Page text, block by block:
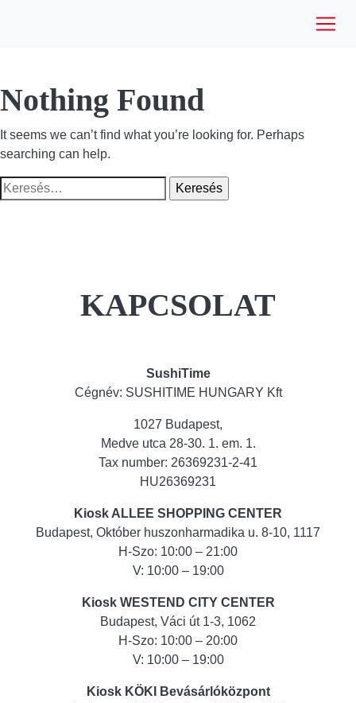
Nothing Found
It seems we can’t find what you’re looking for. Perhaps
searching can help.
Keresés:
KAPCSOLAT
SushiTime
Cégnév: SUSHITIME HUNGARY Kft
1027 Budapest,
Medve utca 28-30. 1. em. 1.
Tax number: 26369231-2-41
HU26369231
Kiosk ALLEE SHOPPING CENTER
Budapest, Október huszonharmadika u. 8-10, 1117
H-Szo: 10:00 – 21:00
V: 10:00 – 19:00
Kiosk WESTEND CITY CENTER
Budapest, Váci út 1-3, 1062
H-Szo: 10:00 – 20:00
V: 10:00 – 19:00
Kiosk KÖKI Bevásárlóközpont